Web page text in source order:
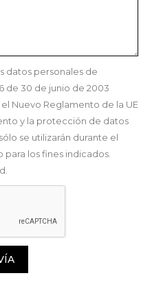
datos personales de
de 30 de junio de 2003
Nuevo Reglamento de la UE
y la protección de datos
se utilizarán durante el
los fines indicados.